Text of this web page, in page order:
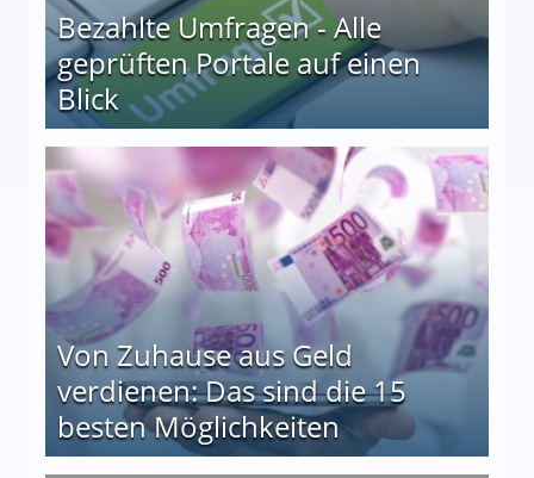
Bezahlte Umfragen - Alle
geprüften Portale auf einen
Blick
auf einen Blick
Von Zuhause aus Geld
verdienen: Das sind die 15
besten Möglichkeiten